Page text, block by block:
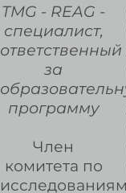
TMG - REAG -
специалист,
ответственный
за
программу
Член
комитета по